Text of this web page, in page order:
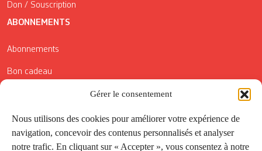
Gérer le consentement
Nous utilisons des cookies pour améliorer votre expérience de
navigation, concevoir des contenus personnalisés et analyser
notre trafic. En cliquant sur « Accepter », vous consentez à notre
Don / Souscription
ABONNEMENTS
Abonnements
Bon cadeau
Conditions générales de vente
Réductions de la Carte Côté Courrier
Application